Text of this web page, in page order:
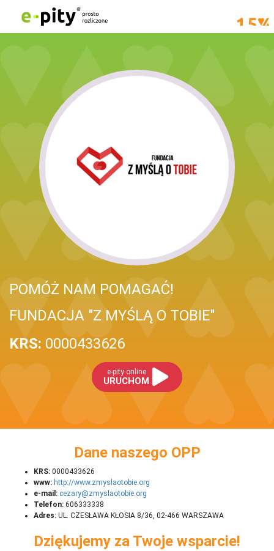
POMÓŻ NAM POMAGAĆ!
FUNDACJA "Z MYŚLĄ O TOBIE"
KRS: 0000433626
e-pity online
URUCHOM
Dane naszego OPP
KRS: 0000433626
www: http://www.zmyslaotobie.org
e-mail: cezary@zmyslaotobie.org
Telefon: 606333338
Adres: UL. CZESŁAWA KŁOSIA 8/36, 02-466 WARSZAWA
Dziękujemy za Twoje wsparcie!